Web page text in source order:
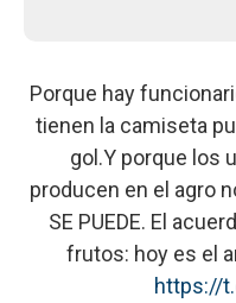
Porque hay
tienen la camiseta
gol.Y porque los
producen en el agro
SE PUEDE. El
frutos: hoy es el
https://